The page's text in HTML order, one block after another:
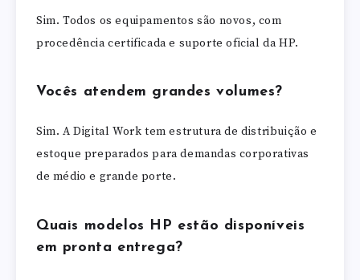
Sim. Todos os equipamentos são novos, com
procedência certificada e suporte oficial da HP.
Vocês atendem grandes volumes?
Sim. A Digital Work tem estrutura de distribuição e
estoque preparados para demandas corporativas
de médio e grande porte.
Quais modelos HP estão disponíveis
em pronta entrega?